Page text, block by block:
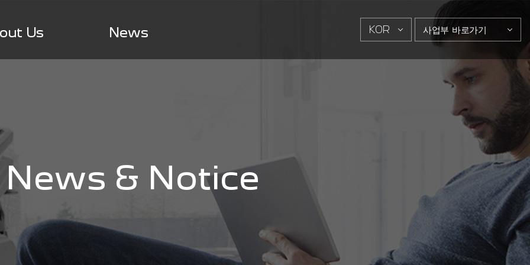
Us News KOR 사업부 바로가기
News & Notice